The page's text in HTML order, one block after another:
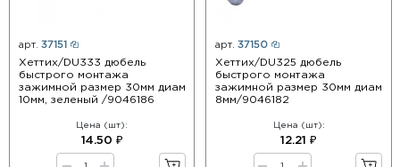
арт. 37151
Хеттих/DU333 дюбель
быстрого монтажа
зажимной размер 30мм диам
10мм, зеленый /9046186
Цена (шт):
14.50 ₽
арт. 37150
Хеттих/DU325 дюбель
быстрого монтажа
зажимной размер 30мм диам
8мм/9046182
Цена (шт):
12.21 ₽